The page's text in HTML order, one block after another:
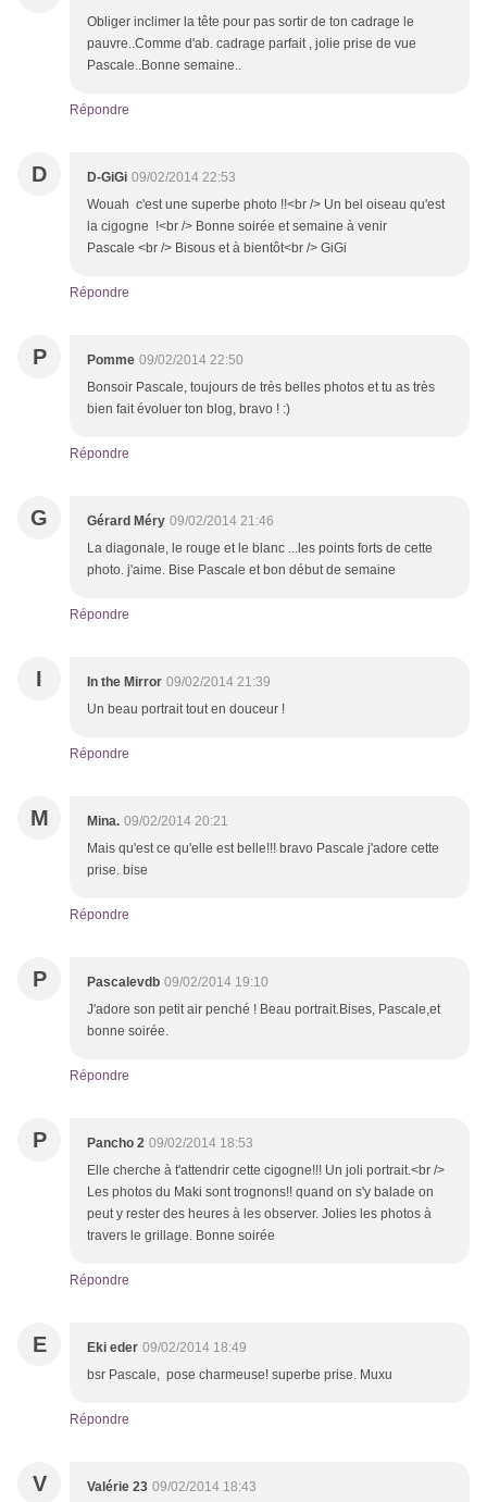
Obliger inclimer la tête pour pas sortir de ton cadrage le
pauvre..Comme d'ab. cadrage parfait , jolie prise de vue
Pascale..Bonne semaine..
Répondre
D D-GiGi 09/02/2014 22:53
Wouah c'est une superbe photo !!<br /> Un bel oiseau qu'est
la cigogne !<br /> Bonne soirée et semaine à venir
Pascale <br /> Bisous et à bientôt<br /> GiGi
Répondre
P Pomme 09/02/2014 22:50
Bonsoir Pascale, toujours de très belles photos et tu as très
bien fait évoluer ton blog, bravo ! :)
Répondre
G Gérard Méry 09/02/2014 21:46
La diagonale, le rouge et le blanc ...les points forts de cette
photo. j'aime. Bise Pascale et bon début de semaine
Répondre
I In the Mirror 09/02/2014 21:39
Un beau portrait tout en douceur !
Répondre
M Mina. 09/02/2014 20:21
Mais qu'est ce qu'elle est belle!!! bravo Pascale j'adore cette
prise. bise
Répondre
P Pascalevdb 09/02/2014 19:10
J'adore son petit air penché ! Beau portrait.Bises, Pascale,et
bonne soirée.
Répondre
P Pancho 2 09/02/2014 18:53
Elle cherche à t'attendrir cette cigogne!!! Un joli portrait.<br />
Les photos du Maki sont trognons!! quand on s'y balade on
peut y rester des heures à les observer. Jolies les photos à
travers le grillage. Bonne soirée
Répondre
E Eki eder 09/02/2014 18:49
bsr Pascale, pose charmeuse! superbe prise. Muxu
Répondre
V Valérie 23 09/02/2014 18:43